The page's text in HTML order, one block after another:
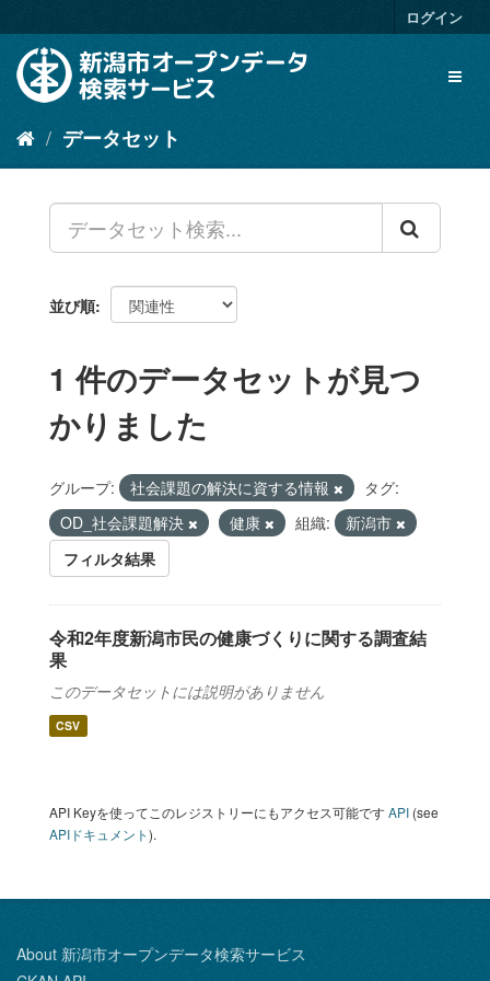
キ
容
ログイン
データセット
並び順
1 件のデータセットが見つ
かりました
グループ: 社会課題の解決に資する情報
タグ:
OD_社会課題解決
健康 組織:
新潟市
フィルタ結果
令和2年度新潟市民の健康づくりに関する調査結
果
このデータセットには説明がありません
CSV
API Keyを使ってこのレジストリーにもアクセス可能ですAPI (see
APIドキュメント).
About 新潟市オープンデータ検索サービス